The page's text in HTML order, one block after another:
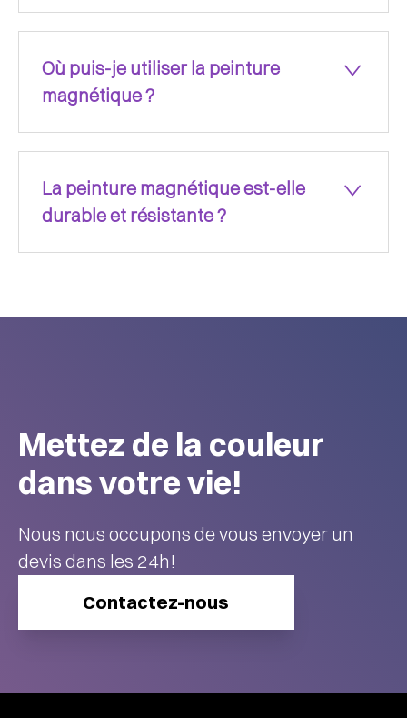
Où puis-je utiliser la peinture
magnétique ?
La peinture magnétique est-elle
durable et résistante ?
Mettez de la couleur
dans votre vie!
Nous nous occupons de vous envoyer un
devis dans les 24h!
Contactez-nous